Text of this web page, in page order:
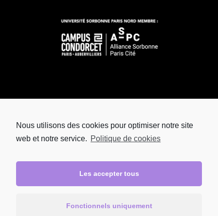
Nous utilisons des cookies pour optimiser notre site
web et notre service. Politique de cookies
Les accepter tous
Fonctionnels uniquement